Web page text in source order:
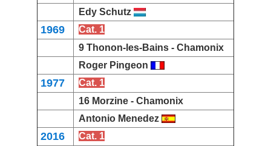
Edy Schutz
1969
Cat. 1
9 Thonon-les-Bains - Chamonix
Roger Pingeon
1977
Cat. 1
16 Morzine - Chamonix
Antonio Menedez
2016
Cat. 1